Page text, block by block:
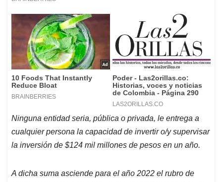
Ninguna entidad seria, pública o privada, le entrega a
cualquier persona la capacidad de invertir o/y supervisar
la inversión de $124 mil millones de pesos en un año.
A dicha suma asciende para el año 2022 el rubro de